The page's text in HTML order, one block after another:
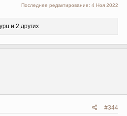
Последнее редактирование: 4 Ноя 2022
и 2 других
#344